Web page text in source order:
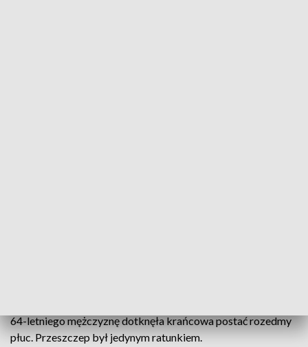
64-letniego mężczyznę dotknęła krańcowa postać rozedmy
płuc. Przeszczep był jedynym ratunkiem.